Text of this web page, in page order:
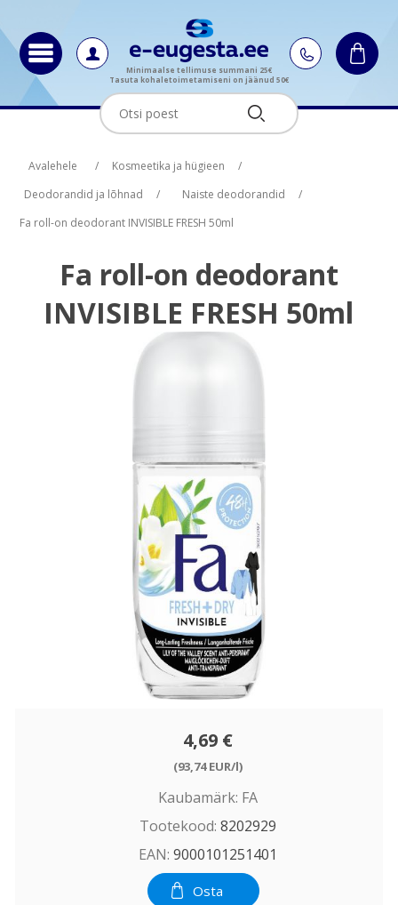
Minimaalse tellimuse summani 25€
Tasuta kohaletoimetamiseni on jäänud 50€
Avalehele / Kosmeetika ja hügieen
/
Deodorandid ja lõhnad
/ Naiste deodorandid
/
Fa roll-on deodorant INVISIBLE FRESH 50ml
Fa roll-on deodorant
INVISIBLE FRESH 50ml
4,69 €
(93,74 EUR/l)
Kaubamärk: FA
Tootekood: 8202929
EAN: 9000101251401
Osta